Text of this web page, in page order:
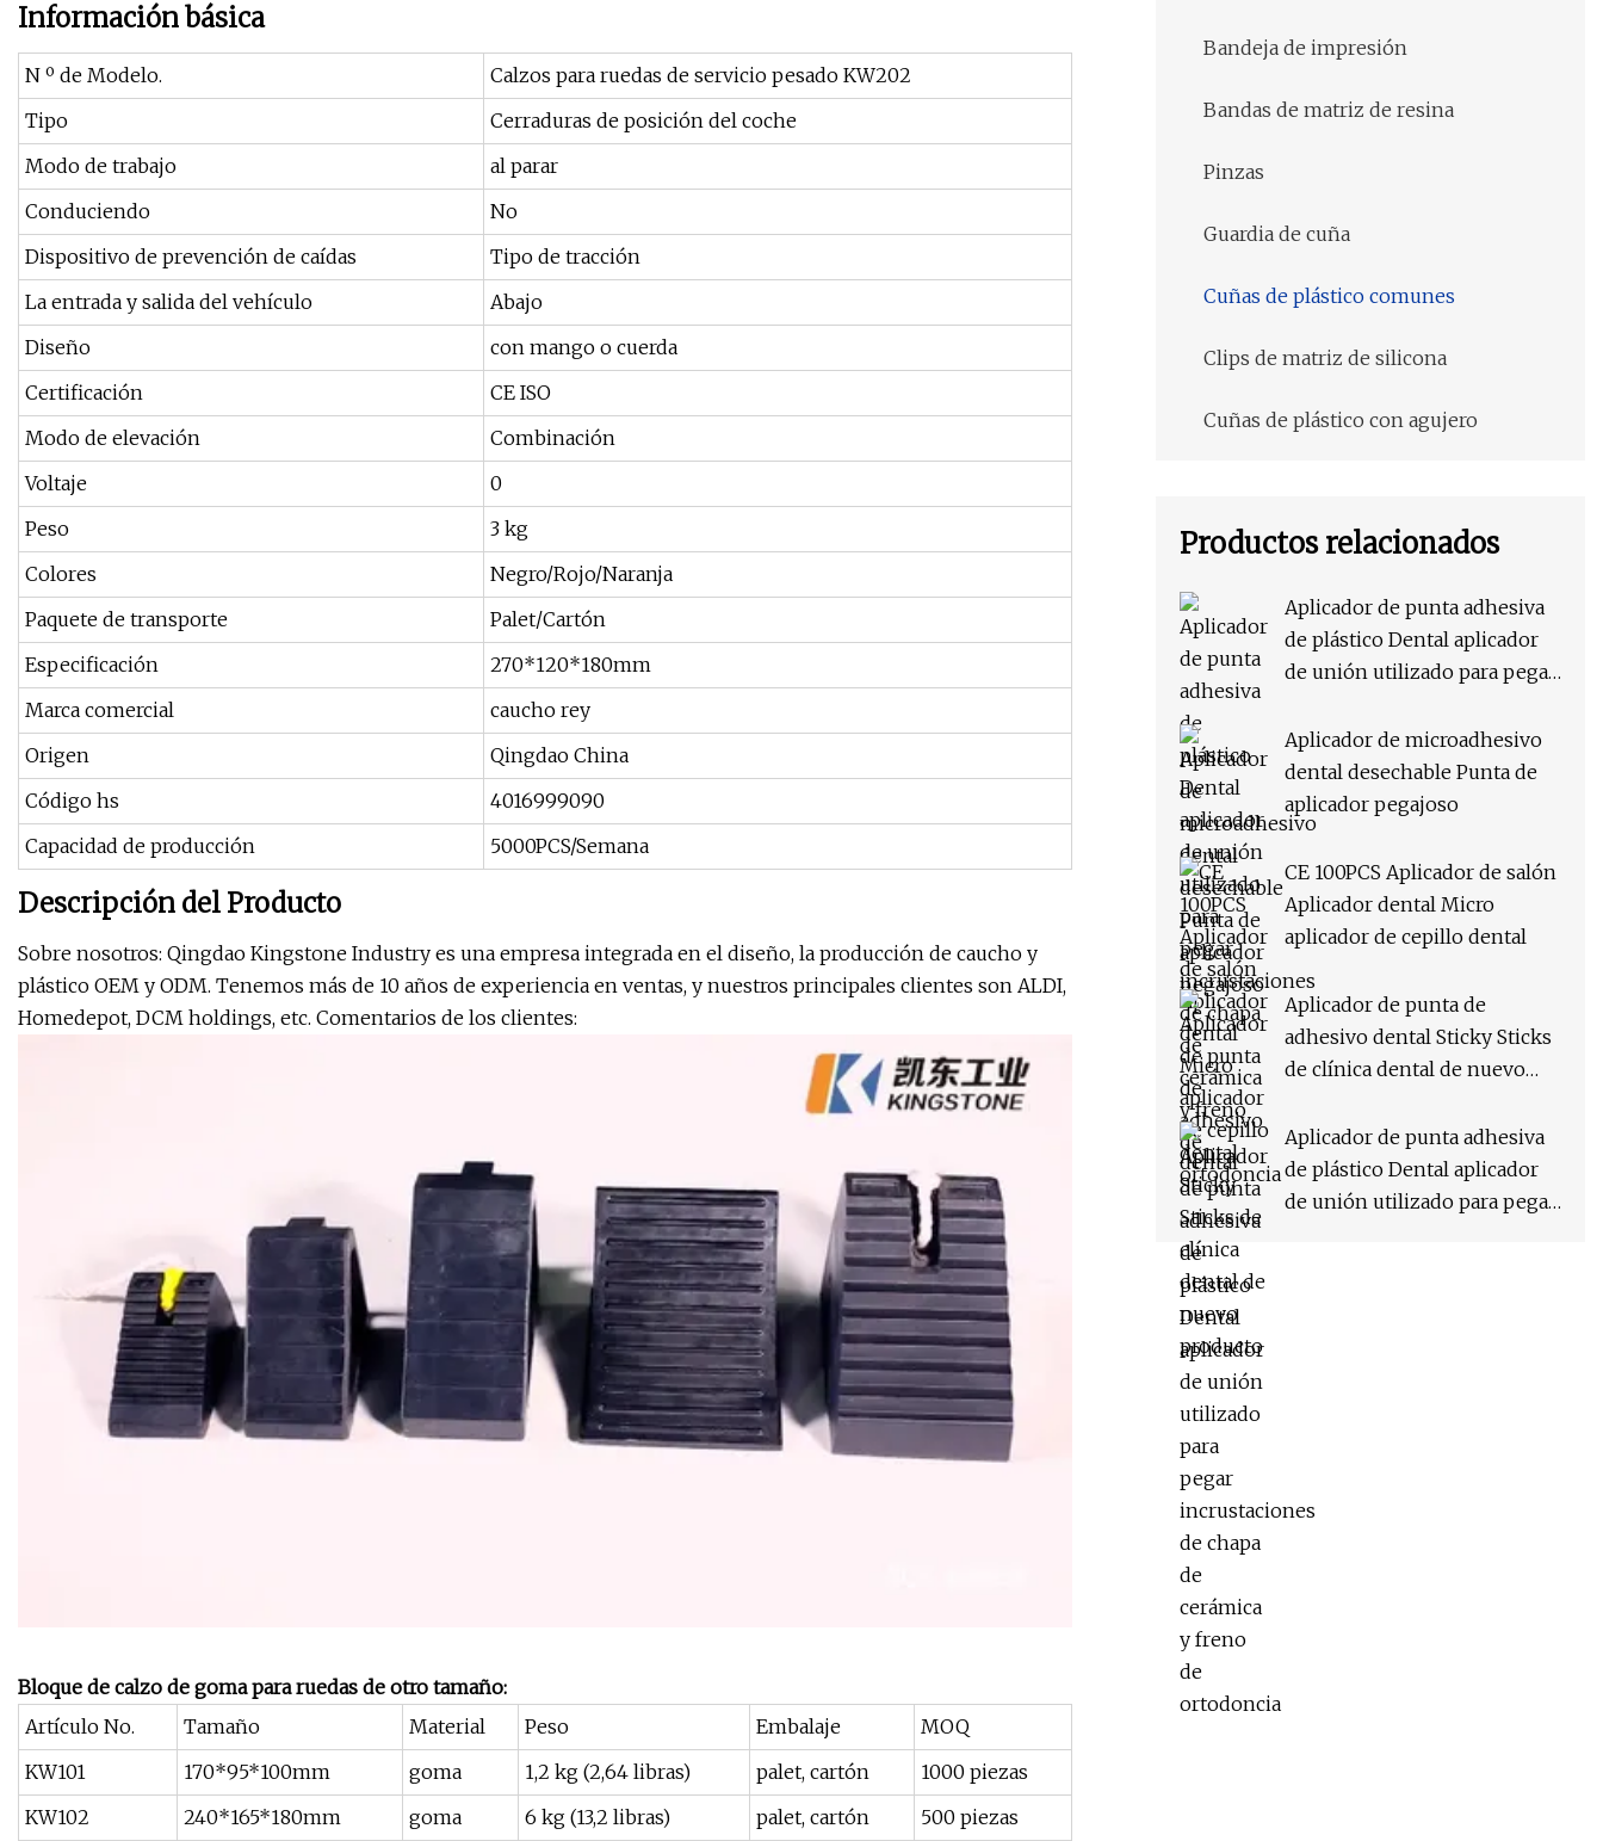
Información básica
N º de Modelo.
Calzos para ruedas de servicio pesado KW202
Tipo
Cerraduras de posición del coche
Modo de trabajo
al parar
Conduciendo
No
Dispositivo de prevención de caídas
Tipo de tracción
La entrada y salida del vehículo
Abajo
Diseño
con mango o cuerda
Certificación
CE ISO
Modo de elevación
Combinación
Voltaje
0
Peso
3 kg
Colores
Negro/Rojo/Naranja
Paquete de transporte
Palet/Cartón
Especificación
270*120*180mm
Marca comercial
caucho rey
Origen
Qingdao China
Código hs
4016999090
Capacidad de producción
5000PCS/Semana
Descripción del Producto
Sobre nosotros: Qingdao Kingstone Industry es una empresa integrada en el diseño, la producción de caucho y
plástico OEM y ODM. Tenemos más de 10 años de experiencia en ventas, y nuestros principales clientes son ALDI,
Homedepot, DCM holdings, etc. Comentarios de los clientes:
Bloque de calzo de goma para ruedas de otro tamaño:
Artículo No.
Tamaño Material Peso Embalaje
MOQ
KW101
170*95*100mm goma 1,2 kg (2,64 libras) palet, cartón
1000 piezas
KW102
240*165*180mm goma 6 kg (13,2 libras) palet, cartón
500 piezas
Bandeja de impresión
Bandas de matriz de resina
Pinzas
Guardia de cuña
Cuñas de plástico comunes
Clips de matriz de silicona
Cuñas de plástico con agujero
Productos relacionados
Aplicador de punta adhesiva
de plástico Dental aplicador
de unión utilizado para pegar
cerámica y freno de
ortodoncia
Aplicador de microadhesivo
dental desechable Punta de
aplicador pegajoso
CE 100PCS Aplicador de salón
Aplicador dental Micro
aplicador de cepillo dental
Aplicador de punta de
adhesivo dental Sticky Sticks
de clínica dental de nuevo
Aplicador de punta adhesiva
de plástico Dental aplicador
de unión utilizado para pegar